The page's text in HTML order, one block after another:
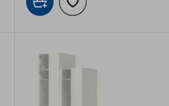
Προσθήκη στο καλάθι
Προσθήκη στα